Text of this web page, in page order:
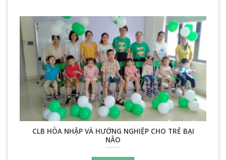
CLB HÒA NHẬP VÀ HƯỚNG NGHIỆP CHO TRẺ BẠI
NÃO